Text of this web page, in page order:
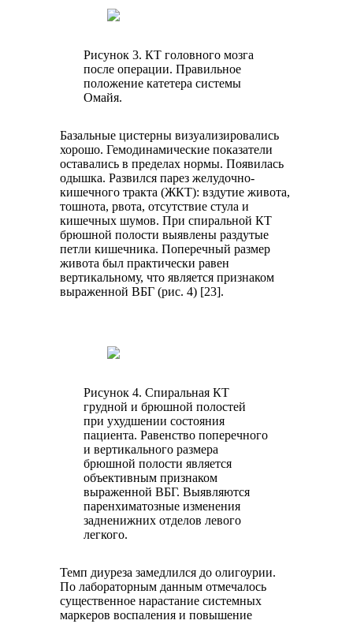
Рисунок 3. КТ головного мозга
после операции. Правильное
положение катетера системы
Омайя.
Базальные цистерны визуализировались
хорошо. Гемодинамические показатели
оставались в пределах нормы. Появилась
одышка. Развился парез желудочно-
кишечного тракта (ЖКТ): вздутие живота,
тошнота, рвота, отсутствие стула и
кишечных шумов. При спиральной КТ
брюшной полости выявлены раздутые
петли кишечника. Поперечный размер
живота был практически равен
вертикальному, что является признаком
выраженной ВБГ (рис. 4) [23].
Рисунок 4. Спиральная КТ
грудной и брюшной полостей
при ухудшении состояния
пациента. Равенство поперечного
и вертикального размера
брюшной полости является
объективным признаком
выраженной ВБГ. Выявляются
паренхиматозные изменения
задненижних отделов левого
легкого.
Темп диуреза замедлился до олигоурии.
По лабораторным данным отмечалось
существенное нарастание системных
маркеров воспаления и повышение